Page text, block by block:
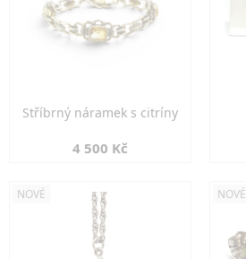
Stříbrný náramek s citríny
4 500 Kč
NOVÉ NOVÉ